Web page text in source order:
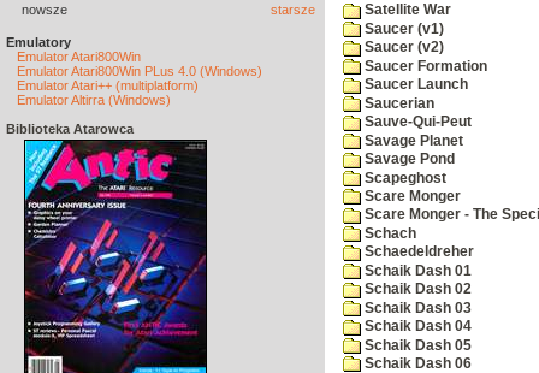
nowsze starsze
Emulatory
Emulator Atari800Win
Emulator Atari800Win PLus 4.0 (Windows)
Emulator Atari++ (multiplatform)
Emulator Altirra (Windows)
Biblioteka Atarowca
Satellite War
Saucer (v1)
Saucer (v2)
Saucer Formation
Saucer Launch
Saucerian
Sauve-Qui-Peut
Savage Planet
Savage Pond
Scapeghost
Scare Monger
Scare Monger - The
Schach
Schaedeldreher
Schaik Dash 01
Schaik Dash 02
Schaik Dash 03
Schaik Dash 04
Schaik Dash 05
Schaik Dash 06